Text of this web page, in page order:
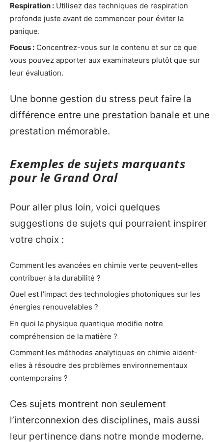
Respiration : Utilisez des techniques de respiration
profonde juste avant de commencer pour éviter la
panique.
Focus : Concentrez-vous sur le contenu et sur ce que
vous pouvez apporter aux examinateurs plutôt que sur
leur évaluation.
Une bonne gestion du stress peut faire la
différence entre une prestation banale et une
prestation mémorable.
Exemples de sujets marquants
pour le Grand Oral
Pour aller plus loin, voici quelques
suggestions de sujets qui pourraient inspirer
votre choix :
Comment les avancées en chimie verte peuvent-elles
contribuer à la durabilité ?
Quel est l’impact des technologies photoniques sur les
énergies renouvelables ?
En quoi la physique quantique modifie notre
compréhension de la matière ?
Comment les méthodes analytiques en chimie aident-
elles à résoudre des problèmes environnementaux
contemporains ?
Ces sujets montrent non seulement
l’interconnexion des disciplines, mais aussi
leur pertinence dans notre monde moderne.